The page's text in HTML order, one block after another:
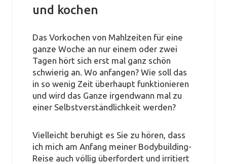
und kochen
Das Vorkochen von Mahlzeiten für eine
ganze Woche an nur einem oder zwei
Tagen hört sich erst mal ganz schön
schwierig an. Wo anfangen? Wie soll das
in so wenig Zeit überhaupt funktionieren
und wird das Ganze irgendwann mal zu
einer Selbstverständlichkeit werden?
Vielleicht beruhigt es Sie zu hören, dass
ich mich am Anfang meiner Bodybuilding-
Reise auch völlig überfordert und irritiert